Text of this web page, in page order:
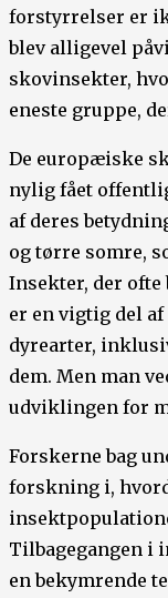
forstyrrelser er
blev alligevel
skovinsekter,
eneste gruppe,
De europæiske
nylig fået
af deres
og tørre somre,
Insekter, der ofte
er en vigtig del
dyrearter,
dem. Men man
udviklingen for
Forskerne bag
forskning i,
Tilbagegangen i
en bekymrende